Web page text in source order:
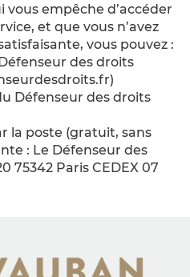
vous empêche d’accéder
et que vous n’avez
vous pouvez :
des droits
Défenseur des droits
la poste (gratuit, sans
: Le Défenseur des
75342 Paris CEDEX 07